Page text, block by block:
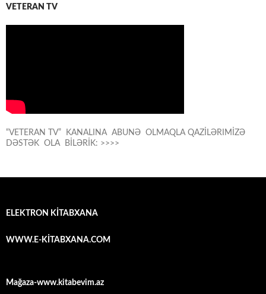
VETERAN TV
“VETERAN TV” KANALINA ABUNƏ OLMAQLA QAZİLƏRIMİZƏ
DƏSTƏK OLA BİLƏRİK: >>>>
ELEKTRON KİTABXANA
WWW.E-KİTABXANA.COM
Mağaza-www.kitabevim.az